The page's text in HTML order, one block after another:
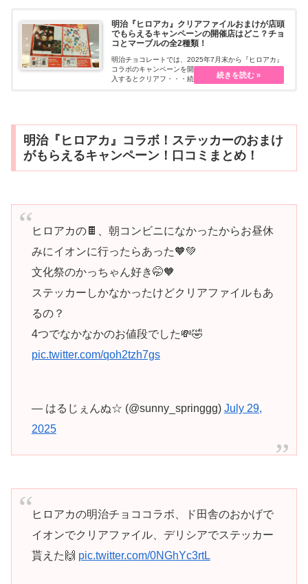
明治『ヒロアカ』クリアファイルおまけが店頭
でもらえるキャンペーンの開催店はどこ？チョ
コとマーブルの全2種類！
明治チョコレートでは、2025年7月末から『ヒロアカ』
コラボのキャンペーンを開催しています！対象商品を購
入するとクリアフ・・・続きを読む
明治『ヒロアカ』コラボ！ステッカーのおまけ
がもらえるキャンペーン！口コミまとめ！
ヒロアカの🍫、朝コンビニになかったからお昼休
みにイオンに行ったらあった🧡💚
文化祭のかっちゃん好き🤭🧡
ステッカーしかなかったけどクリアファイルもあ
るの？
4つでなかなかのお値段でした💸🤣
pic.twitter.com/qoh2tzh7gs
— はるじぇんぬ☆ (@sunny_springgg) July 29,
2025
ヒロアカの明治チョココラボ、ド田舎のおかげで
イオンでクリアファイル、デリシアでステッカー
貰えた🙌 pic.twitter.com/0NGhYc3rtL